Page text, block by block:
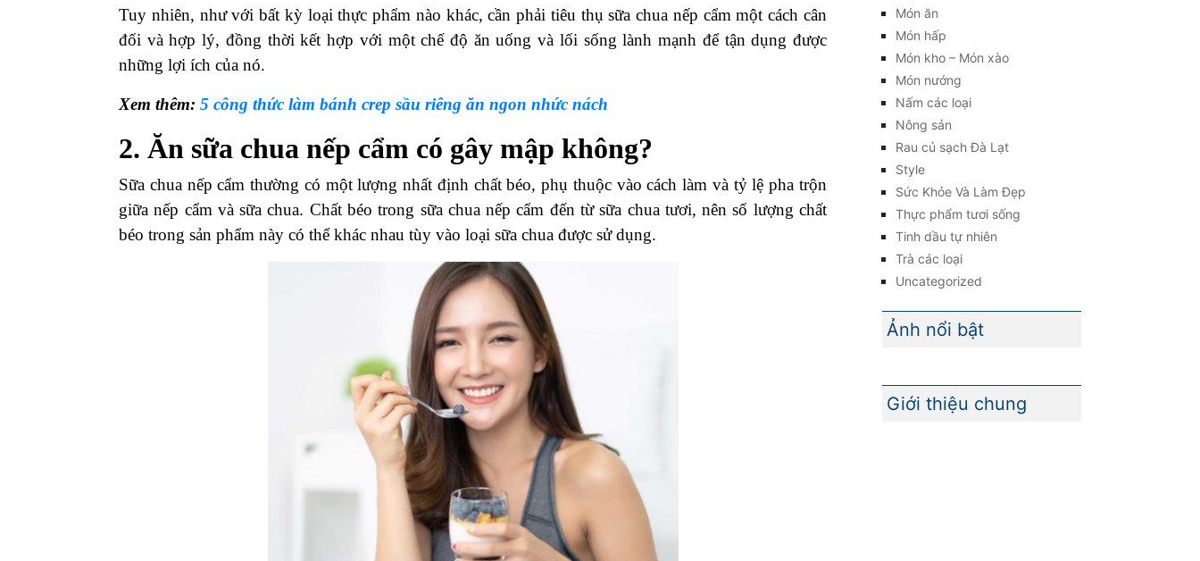
Tuy nhiên, như với bất kỳ loại thực phẩm nào khác, cần phải tiêu thụ sữa chua nếp cẩm một cách cân
đối và hợp lý, đồng thời kết hợp với một chế độ ăn uống và lối sống lành mạnh để tận dụng được
những lợi ích của nó.
Xem thêm: 5 công thức làm bánh crep sầu riêng ăn ngon nhức nách
2. Ăn sữa chua nếp cẩm có gây mập không?
Sữa chua nếp cẩm thường có một lượng nhất định chất béo, phụ thuộc vào cách làm và tỷ lệ pha trộn
giữa nếp cẩm và sữa chua. Chất béo trong sữa chua nếp cẩm đến từ sữa chua tươi, nên số lượng chất
béo trong sản phẩm này có thể khác nhau tùy vào loại sữa chua được sử dụng.
Món ăn
Món hấp
Món kho – Món xào
Món nướng
Nấm các loại
Nông sản
Rau củ sạch Đà Lạt
Style
Sức Khỏe Và Làm Đẹp
Thực phẩm tươi sống
Tinh dầu tự nhiên
Trà các loại
Uncategorized
Ảnh nổi bật
Giới thiệu chung